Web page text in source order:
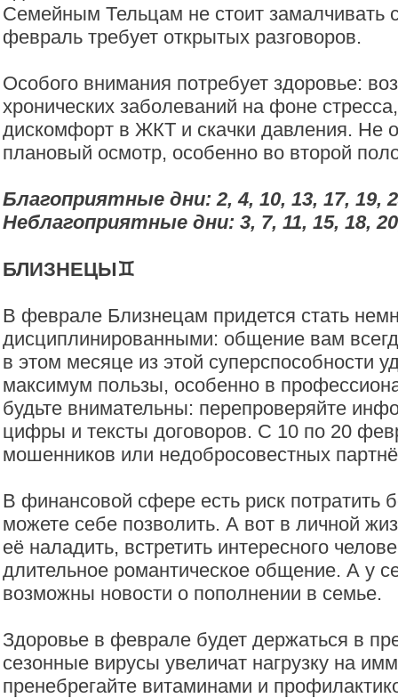
Семейным Тельцам не стоит замалчивать
февраль требует открытых разговоров.
Особого внимания потребует здоровье:
хронических заболеваний на фоне
дискомфорт в ЖКТ и скачки давления. Не
плановый осмотр, особенно во второй
Благоприятные дни: 2, 4, 10, 13, 17, 19,
Неблагоприятные дни: 3, 7, 11, 15, 18,
БЛИЗНЕЦЫ♊️
В феврале Близнецам придется стать
дисциплинированными: общение вам
в этом месяце из этой суперспособности
максимум пользы, особенно в
будьте внимательны: перепроверяйте
цифры и тексты договоров. С 10 по 20
мошенников или недобросовестных
В финансовой сфере есть риск потратить
можете себе позволить. А вот в личной
её наладить, встретить интересного
длительное романтическое общение. А у
возможны новости о пополнении в семье.
Здоровье в феврале будет держаться в
сезонные вирусы увеличат нагрузку на
пренебрегайте витаминами и